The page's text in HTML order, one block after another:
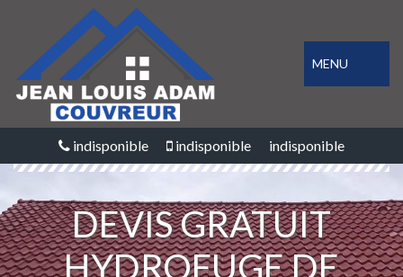
MENU
indisponible indisponible indisponible
DEVIS GRATUIT
HYDROFUGE DE